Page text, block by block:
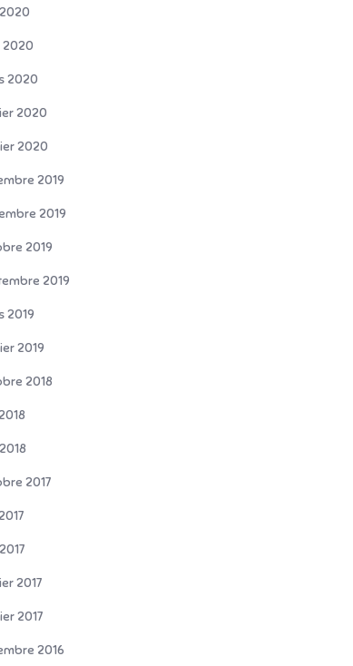
2020
2020
2020
2020
2019
2019
2019
2019
2019
2019
2018
2017
2017
2017
2016